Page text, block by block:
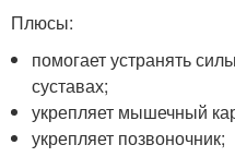
Плюсы:
помогает устранять
суставах;
укрепляет мышечный
укрепляет позвоночник;